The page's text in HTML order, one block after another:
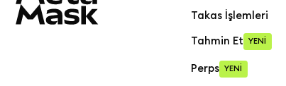
Takas İşlemleri
Tahmin Et YENİ
Perps YENİ